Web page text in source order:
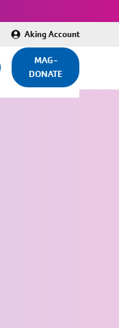
MAG-
DONATE
Aking Account